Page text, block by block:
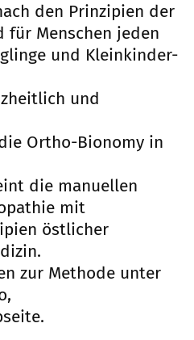
den Prinzipien der
für Menschen jeden
und Kleinkinder-
und
Ortho-Bionomy in
die manuellen
mit
östlicher
zur Methode unter